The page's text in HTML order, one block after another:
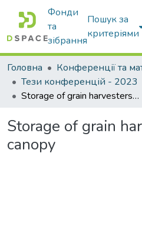
Фонди
та
зібрання
Пошук за
критеріями
Головна
Тези конференцій - 2023
Storage of grain harvesters under canopy
Storage of grain
canopy